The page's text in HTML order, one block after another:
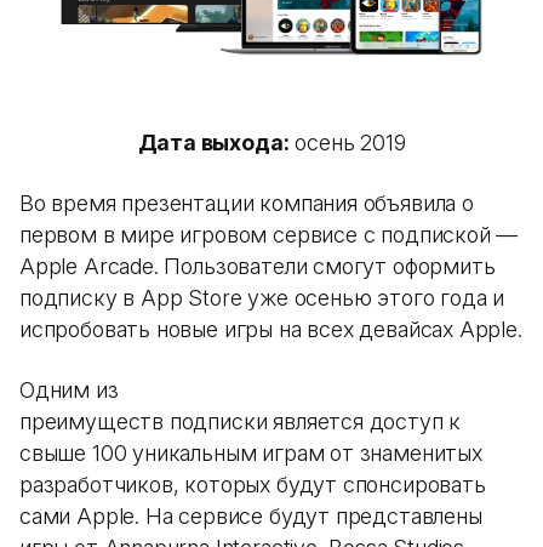
Дата выхода: осень 2019
Во время презентации компания объявила о
первом в мире игровом сервисе с подпиской —
Apple Arcade. Пользователи смогут оформить
подписку в App Store уже осенью этого года и
испробовать новые игры на всех девайсах Apple.
Одним из
преимуществ подписки является доступ к
свыше 100 уникальным играм от знаменитых
разработчиков, которых будут спонсировать
сами Apple. На сервисе будут представлены